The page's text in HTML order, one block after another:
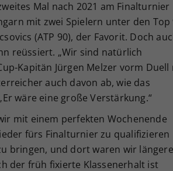
Mal nach 2021 am Finalturnier
mit zwei Spielern unter den Top
(ATP 90), der Favorit. Doch
reüssiert. „Wir sind natürlich
Kapitän Jürgen Melzer vorm Duell
auch davon ab, wie das
wäre eine große Verstärkung.“
mit einem perfekten Wochenende
fürs Finalturnier zu qualifizieren
bringen, und dort waren wir längere
der früh fixierte Klassenerhalt ist